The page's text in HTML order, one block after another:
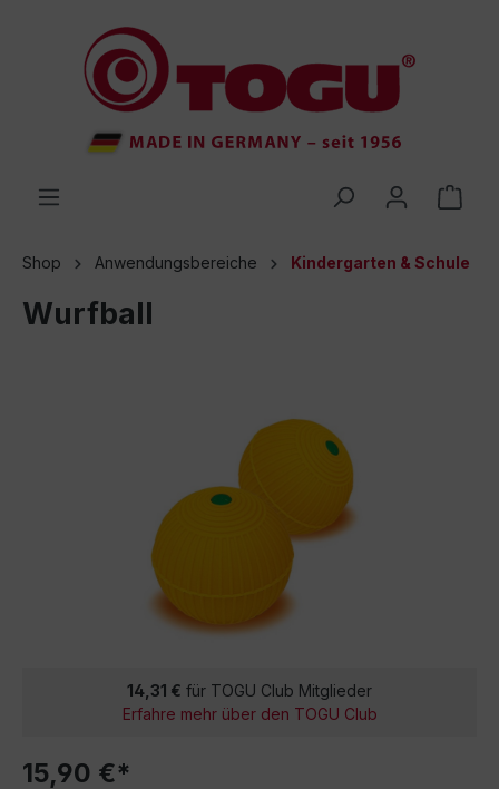
springen
Shop Anwendungsbereiche Kindergarten & Schule
Wurfball
14,31 € für TOGU Club Mitglieder
Erfahre mehr über den TOGU Club
15,90 €*